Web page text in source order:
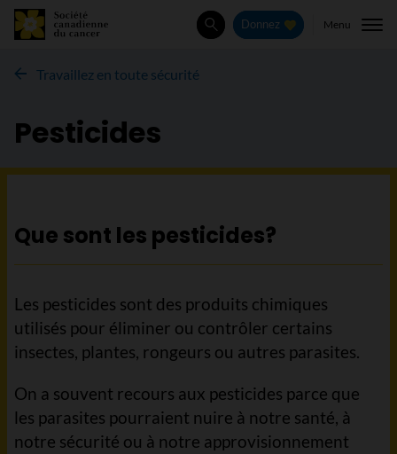
Rechercher
Donnez Menu
Travaillez en toute sécurité
Pesticides
Que sont les pesticides?
Les pesticides sont des produits chimiques
utilisés pour éliminer ou contrôler certains
insectes, plantes, rongeurs ou autres parasites.
On a souvent recours aux pesticides parce que
les parasites pourraient nuire à notre santé, à
notre sécurité ou à notre approvisionnement